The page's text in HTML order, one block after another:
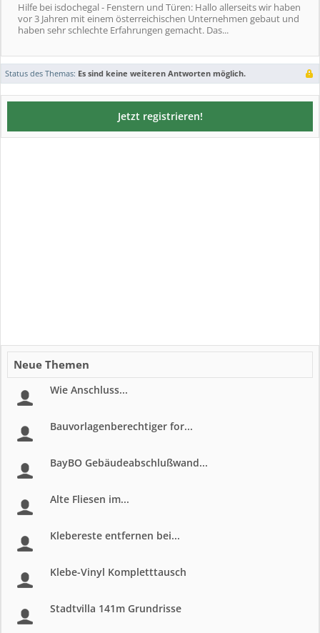
Hilfe bei isdochegal - Fenstern und Türen: Hallo allerseits wir haben
vor 3 Jahren mit einem österreichischen Unternehmen gebaut und
haben sehr schlechte Erfahrungen gemacht. Das...
Status des Themas: Es sind keine weiteren Antworten möglich.
Jetzt registrieren!
Neue Themen
Wie Anschluss...
Bauvorlagenberechtiger for...
BayBO Gebäudeabschlußwand...
Alte Fliesen im...
Klebereste entfernen bei...
Klebe-Vinyl Kompletttausch
Stadtvilla 141m Grundrisse